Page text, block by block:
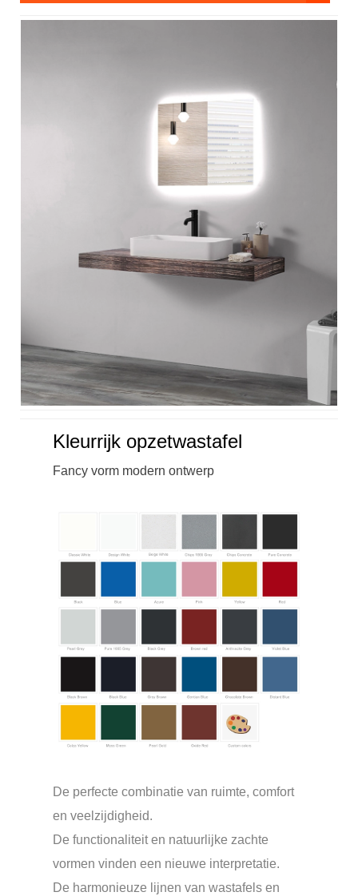
Kleurrijk opzetwastafel
Fancy vorm modern ontwerp
De perfecte combinatie van ruimte, comfort
en veelzijdigheid.
De functionaliteit en natuurlijke zachte
vormen vinden een nieuwe interpretatie.
De harmonieuze lijnen van wastafels en